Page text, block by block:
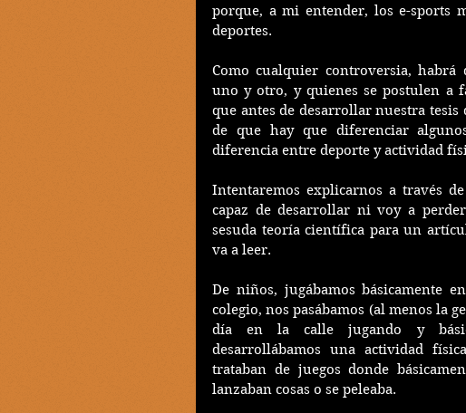
porque, a mi entender, los e-sports
deportes.
Como cualquier controversia, habrá
uno y otro, y quienes se postulen a
que antes de desarrollar nuestra tesis
de que hay que diferenciar
diferencia entre deporte y actividad
Intentaremos explicarnos a través
capaz de desarrollar ni voy a
sesuda teoría científica para un
va a leer.
De niños, jugábamos básicamente
colegio, nos pasábamos (al menos la
día en la calle jugando y
desarrollábamos una actividad
trataban de juegos donde
lanzaban cosas o se peleaba.